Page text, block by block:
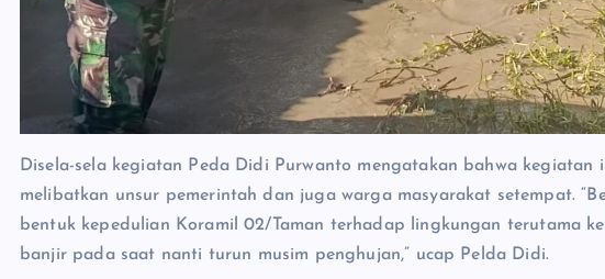
Disela-sela kegiatan Peda Didi Purwanto mengatakan bahwa
melibatkan unsur pemerintah dan juga warga masyarakat setempat.
bentuk kepedulian Koramil 02/Taman terhadap lingkungan terutama
banjir pada saat nanti turun musim penghujan,” ucap Pelda Didi.